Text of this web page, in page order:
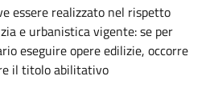
essere realizzato nel rispetto
e urbanistica vigente: se per
eseguire opere edilizie, occorre
il titolo abilitativo